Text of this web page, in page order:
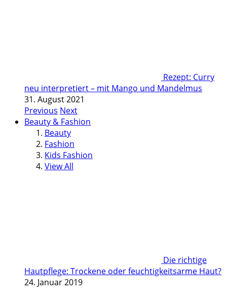
Rezept: Curry
neu interpretiert – mit Mango und Mandelmus
31. August 2021
Previous Next
Beauty & Fashion
Beauty
Fashion
Kids Fashion
View All
Die richtige
Hautpflege: Trockene oder feuchtigkeitsarme Haut?
24. Januar 2019